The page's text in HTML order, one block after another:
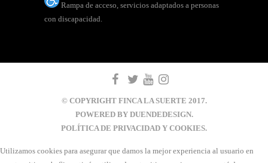
Rampa de acceso, servicios adaptados a personas
con discapacidad.
© COPYRIGHT FINCA LA SUERTE 2017.
POWERED BY DUENDEDESIGN.
POLÍTICA DE PRIVACIDAD Y COOKIES.
Utilizamos cookies para asegurar que damos la mejor experiencia al usuario en